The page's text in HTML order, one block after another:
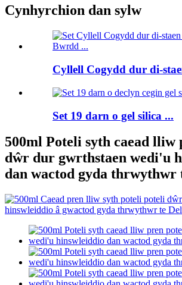
Cynhyrchion dan sylw
Cyllell Cogydd dur di-
Set 19 darn o gel silica ...
500ml Poteli syth caead lliw
dŵr dur gwrthstaen wedi'u
dan wactod gyda thrwythwr